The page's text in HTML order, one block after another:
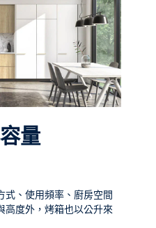
量
式、使用頻率、廚房空間
高度外，烤箱也以公升來